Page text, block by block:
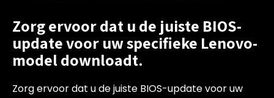
Zorg ervoor dat u de juiste BIOS-
update voor uw specifieke Lenovo-
model downloadt.
Zorg ervoor dat u de juiste BIOS-update voor uw